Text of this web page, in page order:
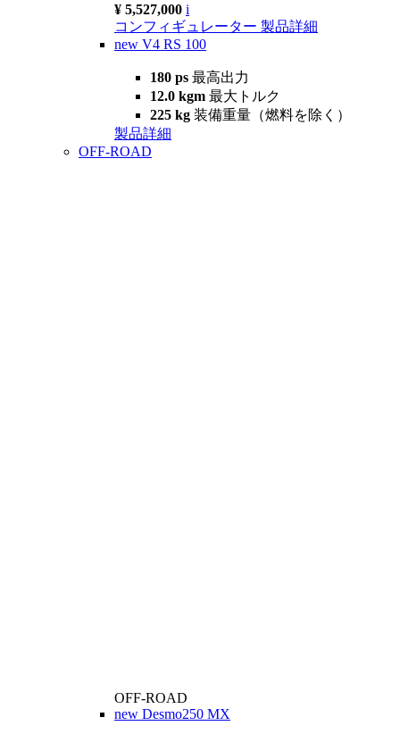
¥ 5,527,000 i
コンフィギュレーター 製品詳細
new V4 RS 100
180 ps 最高出力
12.0 kgm 最大トルク
225 kg 装備重量（燃料を除く）
製品詳細
OFF-ROAD
OFF-ROAD
new Desmo250 MX